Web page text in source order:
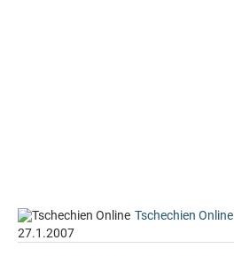
Tschechien Online
27.1.2007